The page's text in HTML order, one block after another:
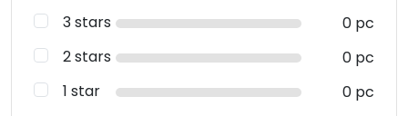
3 stars
0 pc
2 stars
0 pc
1 star
0 pc